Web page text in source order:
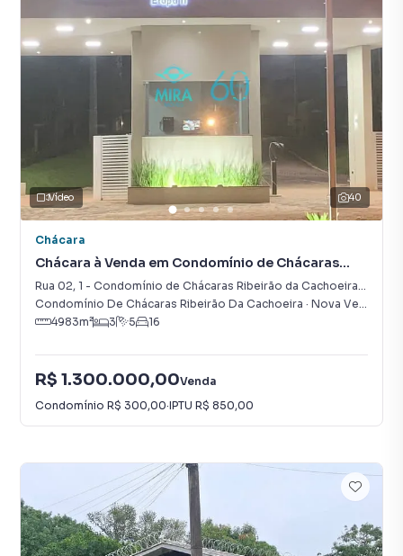
40
Vídeo
Chácara
Chácara à Venda em Condomínio de Chácaras
Ribeirão da Cachoeira Etapa II
Rua 02, 1 - Condomínio de Chácaras Ribeirão da Cachoeira Etapa II
Condomínio De Chácaras Ribeirão Da Cachoeira · Nova Veneza
4983m² 3 5 16
R$ 1.300.000,00Venda
Condomínio R$ 300,00·IPTU R$ 850,00